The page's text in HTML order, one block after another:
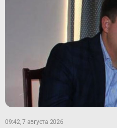
09:42, 7 августа 2026